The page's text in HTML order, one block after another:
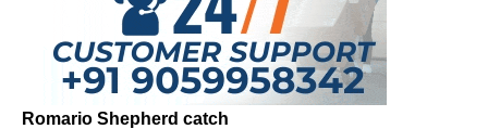
Romario Shepherd catch